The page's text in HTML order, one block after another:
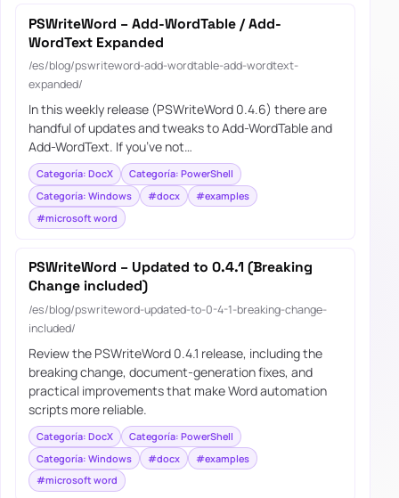
PSWriteWord – Add-WordTable / Add-
WordText Expanded
/es/blog/pswriteword-add-wordtable-add-wordtext-
expanded/
In this weekly release (PSWriteWord 0.4.6) there are
handful of updates and tweaks to Add-WordTable and
Add-WordText. If you’ve not…
Categoría: DocX
Categoría: PowerShell
Categoría: Windows
#docx
#examples
#microsoft word
PSWriteWord – Updated to 0.4.1 (Breaking
Change included)
/es/blog/pswriteword-updated-to-0-4-1-breaking-change-
included/
Review the PSWriteWord 0.4.1 release, including the
breaking change, document-generation fixes, and
practical improvements that make Word automation
scripts more reliable.
Categoría: DocX
Categoría: PowerShell
Categoría: Windows
#docx
#examples
#microsoft word